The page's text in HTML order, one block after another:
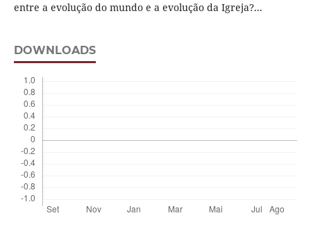
entre a evolução do mundo e a evolução da Igreja?...
DOWNLOADS